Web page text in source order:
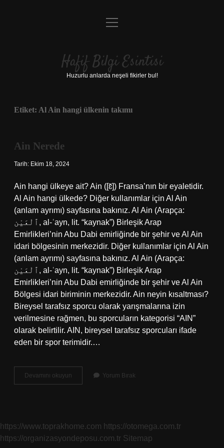
Anasayfa
Yasal Uyarı
menüyü
Hafif Bilgi Esintisi
Huzurlu anlarda neşeli fikirler bul!
Etiket: Al Ain hangi ülkenin takımı
Ain Nerede
Tarih: Ekim 18, 2024
Ain hangi ülkeye ait? Ain ([ɛ̃]) Fransa’nın bir eyaletidir.
Al Ain hangi ülkede? Diğer kullanımlar için Al Ain
(anlam ayrımı) sayfasına bakınız. Al Ain (Arapça:
ٱلْعَيْن‎, al-ʿayn, lit. “kaynak”) Birleşik Arap
Emirlikleri’nin Abu Dabi emirliğinde bir şehir ve Al Ain
idari bölgesinin merkezidir. Diğer kullanımlar için Al Ain
(anlam ayrımı) sayfasına bakınız. Al Ain (Arapça:
ٱلْعَيْن‎, al-ʿayn, lit. “kaynak”) Birleşik Arap
Emirlikleri’nin Abu Dabi emirliğinde bir şehir ve Al Ain
Bölgesi idari biriminin merkezidir. Ain neyin kısaltması?
Bireysel tarafsız sporcu olarak yarışmalarına izin
verilmesine rağmen, bu sporcuların kategorisi “AIN”
olarak belirtilir. AIN, bireysel tarafsız sporcuları ifade
eden bir spor terimidir.…
Devamını okuyun
Nerede
Yorum Bırak
https://www.toprakhome.com https://otomega.com.tr
https://organizasyondeposu.com.tr Sitemap